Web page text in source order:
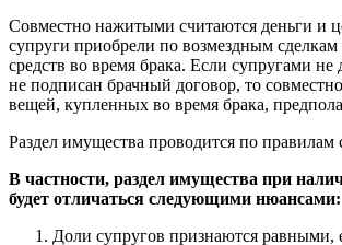
Совместно нажитыми считаются деньги и
супруги приобрели по возмездным сделкам
средств во время брака. Если супругами не
не подписан брачный договор, то
вещей, купленных во время брака,
Раздел имущества проводится по
В частности, раздел имущества при
будет отличаться следующими нюансами:
Доли супругов признаются равными,